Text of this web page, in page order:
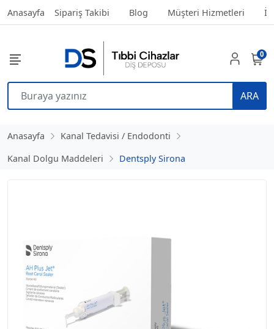
Anasayfa Sipariş Takibi Blog Müşteri Hizmetleri
ARA
0
Anasayfa
Kanal Tedavisi / Endodonti
Kanal Dolgu Maddeleri
Dentsply Sirona